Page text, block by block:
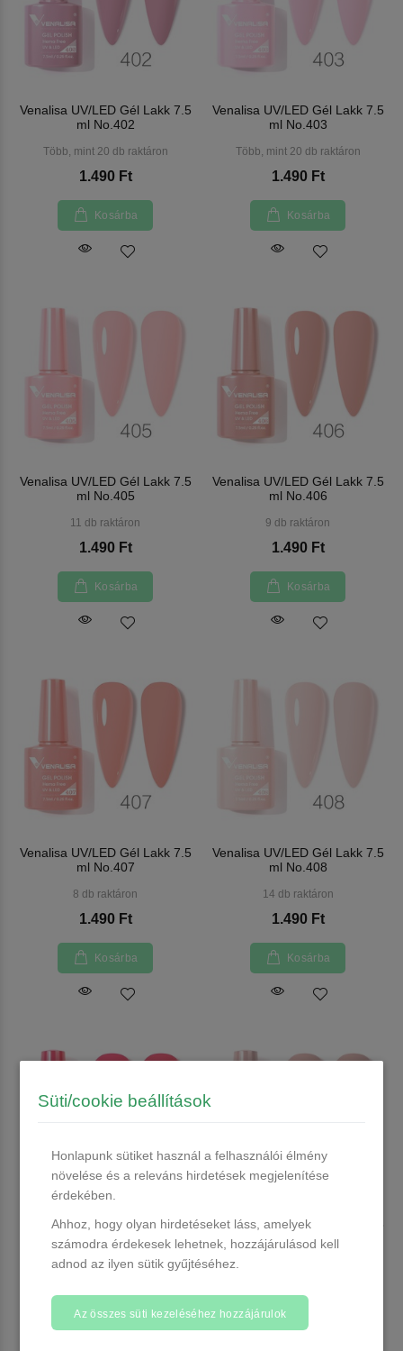
Venalisa UV/LED Gél Lakk 7.5
ml No.402
Több, mint 20 db raktáron
1.490 Ft
Kosárba
Venalisa UV/LED Gél Lakk 7.5
ml No.403
Több, mint 20 db raktáron
1.490 Ft
Kosárba
Venalisa UV/LED Gél Lakk 7.5
ml No.405
11 db raktáron
1.490 Ft
Kosárba
Venalisa UV/LED Gél Lakk 7.5
ml No.406
9 db raktáron
1.490 Ft
Kosárba
Venalisa UV/LED Gél Lakk 7.5
ml No.407
8 db raktáron
1.490 Ft
Kosárba
Venalisa UV/LED Gél Lakk 7.5
ml No.408
14 db raktáron
1.490 Ft
Kosárba
Venalisa UV/LED Gél Lakk 7.5
ml No.409
Több, mint 20 db raktáron
Kosárba
Venalisa UV/LED Gél Lakk 7.5
ml No.411
Több, mint 20 db raktáron
Kosárba
Süti/cookie beállítások
Honlapunk sütiket használ a felhasználói élmény
növelése és a releváns hirdetések megjelenítése
érdekében.
Ahhoz, hogy olyan hirdetéseket láss, amelyek
számodra érdekesek lehetnek, hozzájárulásod kell
adnod az ilyen sütik gyűjtéséhez.
Az összes süti kezeléséhez hozzájárulok